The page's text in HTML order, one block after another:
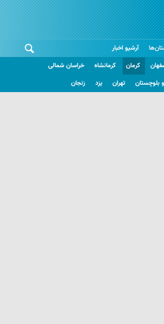
کرمان کرمانشاه
خراسان شمالی
بلوچستان تهران یزد زنجان
آرشیو اخبار